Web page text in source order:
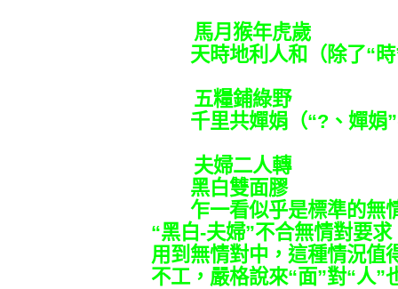
馬月猴年虎歲
天時地利人和（除了“時
五糧鋪綠野
千里共嬋娟（“?、嬋娟”
夫婦二人轉
黑白雙面膠
乍一看似乎是標準的無
“黑白-夫婦”不合無情對要
用到無情對中，這種情況值
不工，嚴格說來“面”對“人”